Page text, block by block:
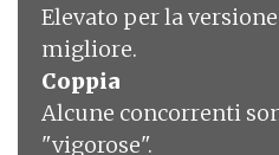
Elevato per la
migliore.
Coppia
Alcune concorrenti
"vigorose".